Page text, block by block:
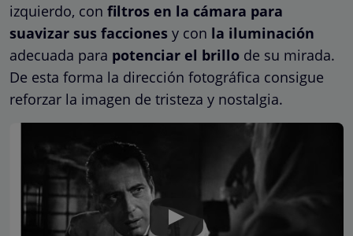
izquierdo, con filtros en la cámara para
suavizar sus facciones y con la iluminación
adecuada para potenciar el brillo de su mirada.
De esta forma la dirección fotográfica consigue
reforzar la imagen de tristeza y nostalgia.